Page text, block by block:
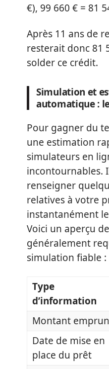
€), 99 660 € = 81
Après 11 ans de
resterait donc 81
solder ce crédit.
Simulation et
automatique :
Pour gagner du
une estimation
simulateurs en
incontournables.
renseigner
relatives à votre
instantanément
Voici un aperçu
généralement
simulation fiable :
Type
d’information
Montant
Date de mise en
place du prêt